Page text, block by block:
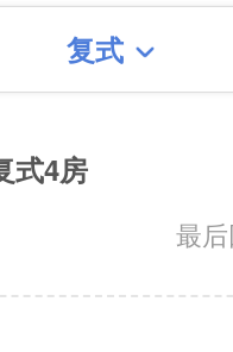
家汇花园】
复式
式4房
最